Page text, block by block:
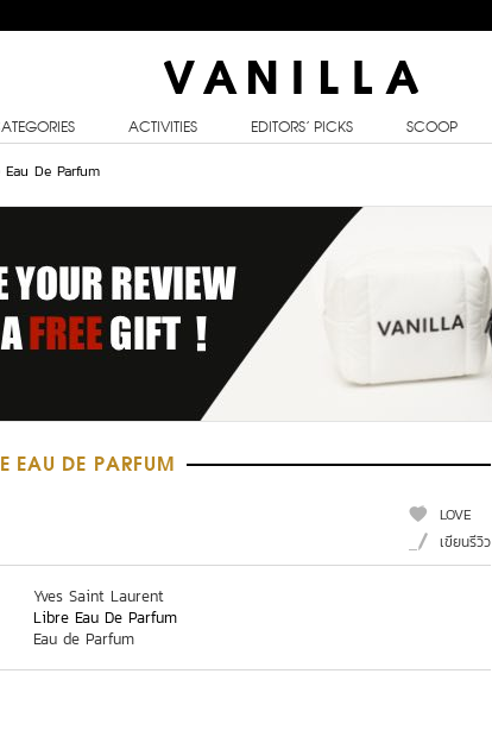
ACTIVITIES EDITORS’ PICKS SCOOP
De Parfum
EAU DE PARFUM
LOVE
เขียนรีวิว
Yves Saint Laurent
Libre Eau De Parfum
Eau de Parfum